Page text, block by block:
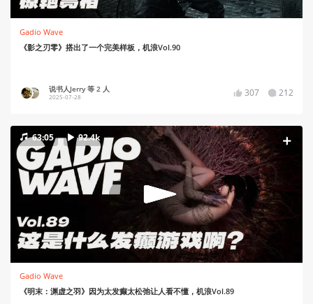
Gadio Wave
《影之刃零》搭出了一个完美样板，机浪Vol.90
说书人Jerry 等 2 人
2025-07-28 307 212
63:05 92.4k
Gadio Wave
《明末：渊虚之羽》因为太发癫太松弛让人看不懂，机浪Vol.89